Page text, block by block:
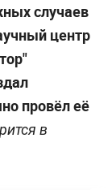
случаев
центр
провёл её
в